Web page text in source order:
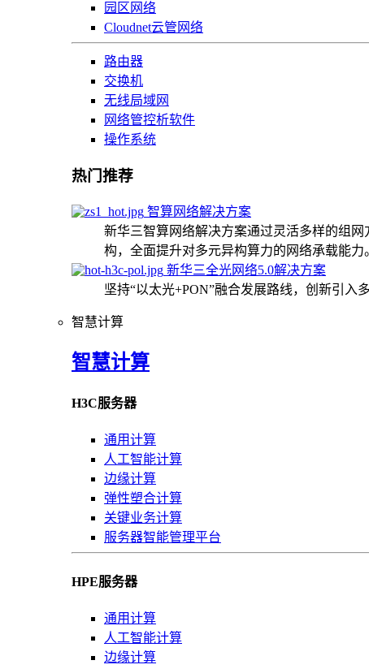
园区网络
Cloudnet云管网络
路由器
交换机
无线局域网
网络管控析软件
操作系统
热门推荐
智算网络解决方案
新华三智算网络解决方案通过灵活多样的组
构，全面提升对多元异构算力的网络承载能力
新华三全光网络5.0解决方案
坚持“以太光+PON”融合发展路线，创新引入
智慧计算
智慧计算
H3C服务器
通用计算
人工智能计算
边缘计算
弹性塑合计算
关键业务计算
服务器智能管理平台
HPE服务器
通用计算
人工智能计算
边缘计算